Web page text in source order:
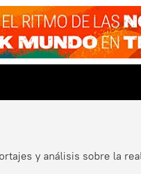
y análisis sobre la